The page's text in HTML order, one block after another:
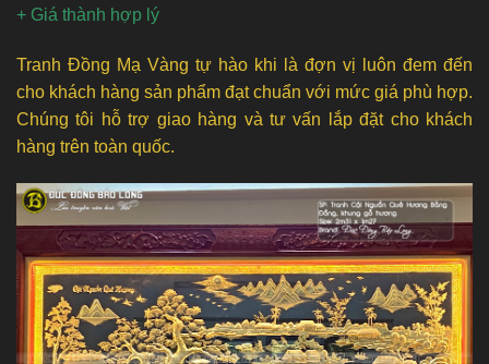
+ Giá thành hợp lý
Tranh Đồng Mạ Vàng tự hào khi là đợn vị luôn đem đến
cho khách hàng sản phẩm đạt chuẩn với mức giá phù hợp.
Chúng tôi hỗ trợ giao hàng và tư vấn lắp đặt cho khách
hàng trên toàn quốc.